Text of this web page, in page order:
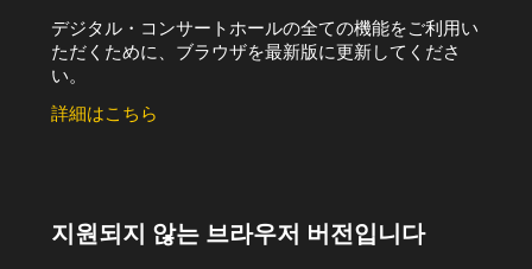
デジタル・コンサートホールの全ての機能をご利用い
ただくために、ブラウザを最新版に更新してくださ
い。
詳細はこちら
지원되지 않는 브라우저 버전입니다